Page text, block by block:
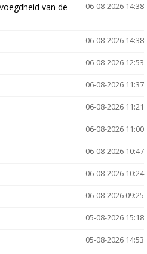
06-08-2026 14:38
van de
06-08-2026 14:38
06-08-2026 12:53
06-08-2026 11:37
06-08-2026 11:21
06-08-2026 11:00
06-08-2026 10:47
06-08-2026 10:24
06-08-2026 09:25
05-08-2026 15:18
05-08-2026 14:53